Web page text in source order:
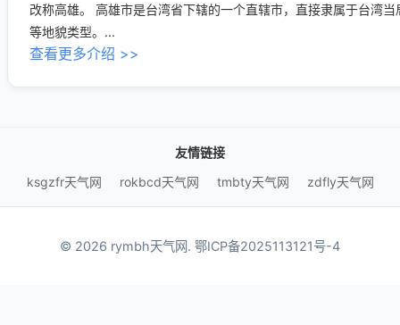
改称高雄。 高雄市是台湾省下辖的一个直辖市，直接隶属于台湾
等地貌类型。...
查看更多介绍 >>
友情链接
ksgzfr天气网
rokbcd天气网 tmbty天气网 zdfly天气网
© 2026 rymbh天气网. 鄂ICP备2025113121号-4